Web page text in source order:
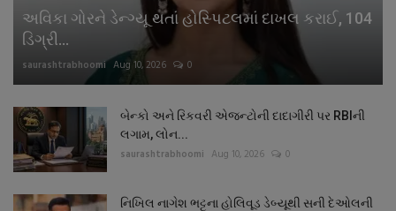
અવિકા ગોરને ડેન્ગ્યૂ થતાં હોસ્પિટલમાં દાખલ કરાઈ, 104
ડિગ્રી...
saurashtrabhoomi Aug 10, 2026 0
બેન્કો અને રિકવરી એજન્ટોની દાદાગીરી પર RBIની
લગામ, લોન...
saurashtrabhoomi Aug 10, 2026 0
નિખિલ નાગેશ ભટ્ટના હોલિવૂડ ડેબ્યૂથી સની દેઓલની